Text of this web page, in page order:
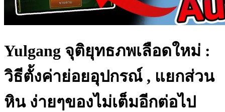
Yulgang จุติยุทธภพเลือดใหม่ :
วิธีตั้งค่าย่อยอุปกรณ์ , แยกส่วน
หิน ง่ายๆของไม่เต็มอีกต่อไป